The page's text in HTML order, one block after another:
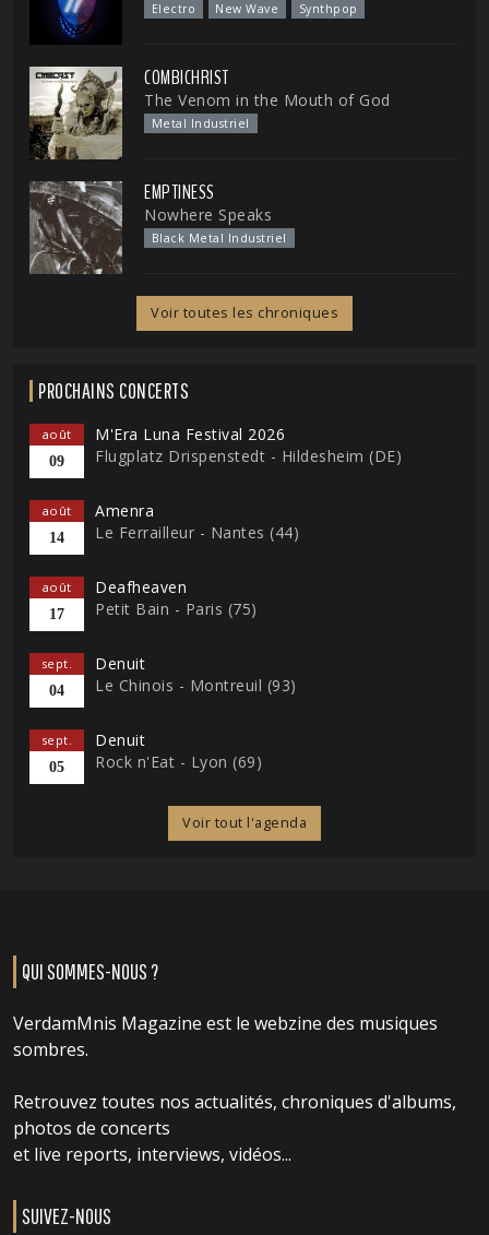
Electro New Wave Synthpop
COMBICHRIST
The Venom in the Mouth of God
Metal Industriel
EMPTINESS
Nowhere Speaks
Black Metal Industriel
Voir toutes les chroniques
PROCHAINS CONCERTS
août
09
M'Era Luna Festival 2026
Flugplatz Drispenstedt - Hildesheim (DE)
août
14
Amenra
Le Ferrailleur - Nantes (44)
août
17
Deafheaven
Petit Bain - Paris (75)
sept.
04
Denuit
Le Chinois - Montreuil (93)
sept.
05
Denuit
Rock n'Eat - Lyon (69)
Voir tout l'agenda
QUI SOMMES-NOUS ?
VerdamMnis Magazine est le webzine des musiques
sombres.
Retrouvez toutes nos actualités, chroniques d'albums,
photos de concerts
et live reports, interviews, vidéos...
SUIVEZ-NOUS